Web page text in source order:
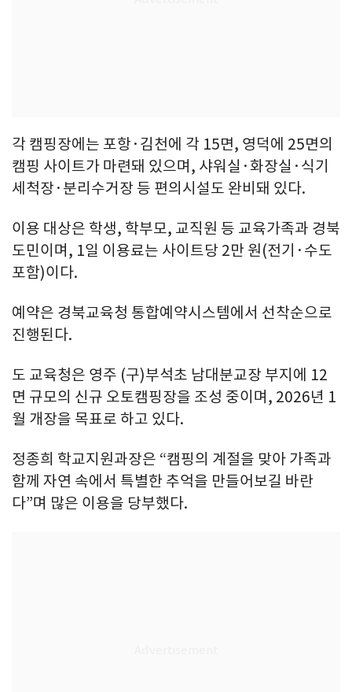
각 캠핑장에는 포항·김천에 각 15면, 영덕에 25면의
캠핑 사이트가 마련돼 있으며, 샤워실·화장실·식기
세척장·분리수거장 등 편의시설도 완비돼 있다.
이용 대상은 학생, 학부모, 교직원 등 교육가족과 경북
도민이며, 1일 이용료는 사이트당 2만 원(전기·수도
포함)이다.
예약은 경북교육청 통합예약시스템에서 선착순으로
진행된다.
도 교육청은 영주 (구)부석초 남대분교장 부지에 12
면 규모의 신규 오토캠핑장을 조성 중이며, 2026년 1
월 개장을 목표로 하고 있다.
정종희 학교지원과장은 “캠핑의 계절을 맞아 가족과
함께 자연 속에서 특별한 추억을 만들어보길 바란
다”며 많은 이용을 당부했다.